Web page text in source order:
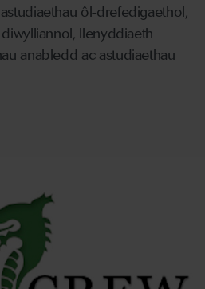
ôl-drefedigaethol,
diwylliannol, llenyddiaeth
anabledd ac astudiaethau